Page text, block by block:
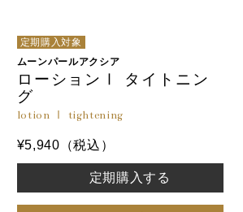
定期購入対象
ムーンパールアクシア
ローションⅠ タイトニン
グ
lotion Ⅰ tightening
¥5,940（税込）
定期購入する